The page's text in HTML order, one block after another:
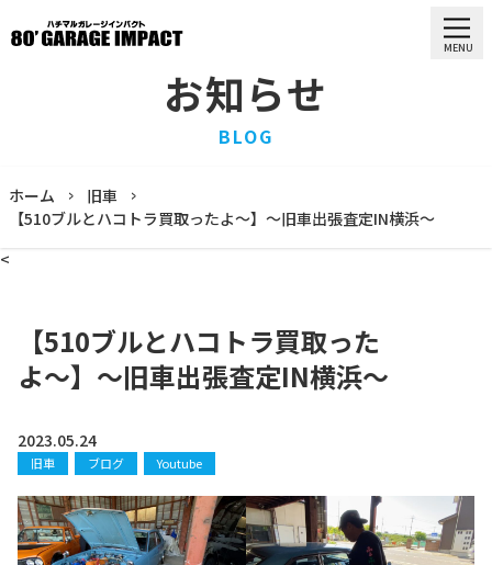
MENU
HOME
ホーム
STAFF
スタッフ
お知らせ
CONTACT
お問合わせ
お知らせ
BLOG
ホーム
旧車
【510ブルとハコトラ買取ったよ〜】〜旧車出張査定IN横浜〜
<
【510ブルとハコトラ買取った
よ〜】〜旧車出張査定IN横浜〜
2023.05.24
旧車 ブログ Youtube